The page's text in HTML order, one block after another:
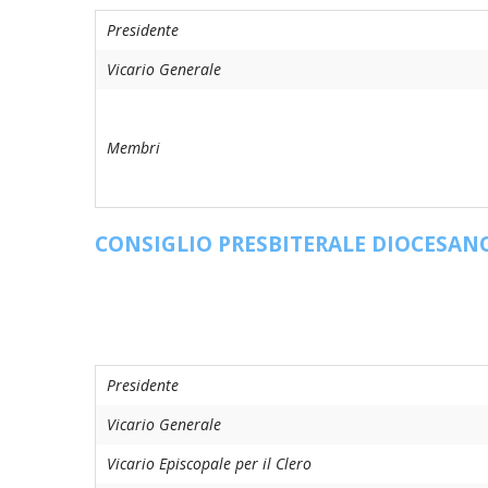
CENTRO
Presidente
Vicario Generale
Membri
CONSIGLIO PRESBITERALE
Presidente
Vicario Generale
Vicario Episcopale per il Clero